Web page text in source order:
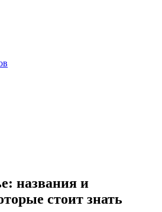
названия и
стоит знать